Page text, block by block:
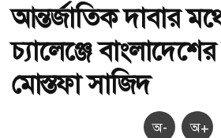
আন্তর্জাতিক দাবার
চ্যালেঞ্জে
মোস্তফা সাজিদ
অ- অ+